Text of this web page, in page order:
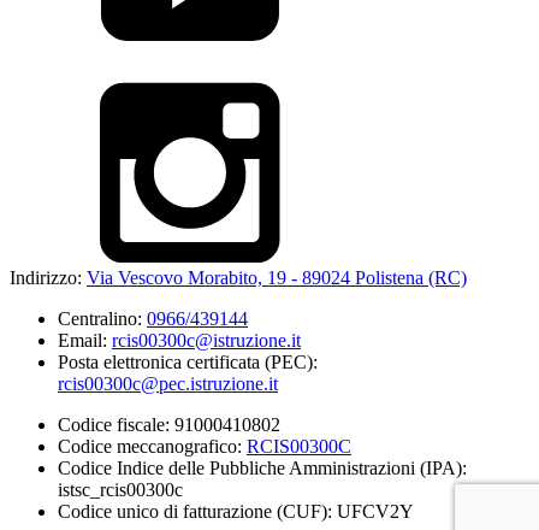
Indirizzo: Via Vescovo Morabito, 19 - 89024 Polistena (RC)
Centralino: 0966/439144
Email: rcis00300c@istruzione.it
Posta elettronica certificata (PEC):
rcis00300c@pec.istruzione.it
Codice fiscale: 91000410802
Codice meccanografico: RCIS00300C
Codice Indice delle Pubbliche Amministrazioni (IPA):
istsc_rcis00300c
Codice unico di fatturazione (CUF): UFCV2Y